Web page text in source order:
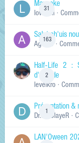
31
Manneke
lowskill ·
163
Salut ch'uis
Ag0Nie ·
2
Half-Life 2 :
d'arcade
levelkro ·
Présentation &
Dr.KinSlayeR ·
LAN'Oween